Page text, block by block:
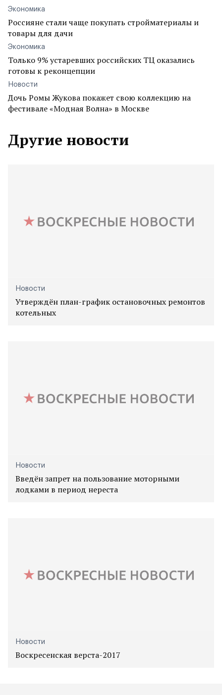
Экономика
Россияне стали чаще покупать стройматериалы и
товары для дачи
Экономика
Только 9% устаревших российских ТЦ оказались
готовы к реконцепции
Новости
Дочь Ромы Жукова покажет свою коллекцию на
фестивале «Модная Волна» в Москве
Другие новости
Новости
Утверждён план-график остановочных ремонтов
котельных
Новости
Введён запрет на пользование моторными
лодками в период нереста
Новости
Воскресенская верста-2017